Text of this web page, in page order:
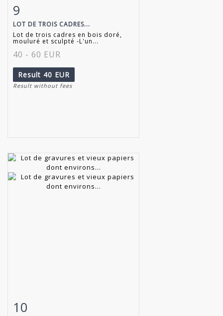
9
LOT DE TROIS CADRES...
Lot de trois cadres en bois doré,
mouluré et sculpté -L'un...
40 - 60 EUR
Result 40 EUR
Result without fees
Item detail
10